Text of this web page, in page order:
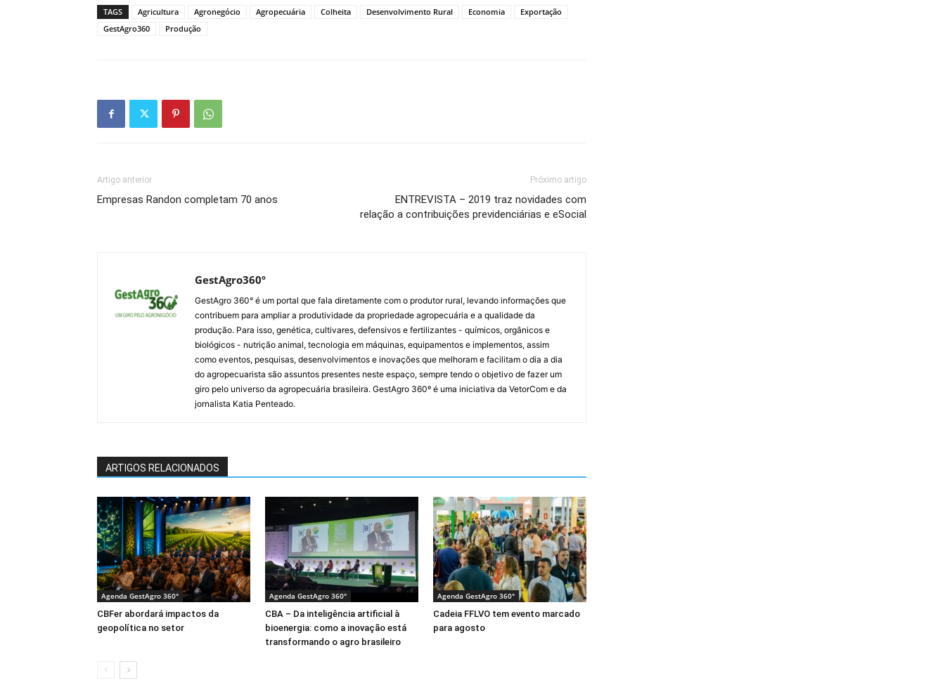
TAGS Agricultura Agronegócio Agropecuária Colheita Desenvolvimento Rural Economia
Exportação
GestAgro360
Produção
Artigo anterior
Empresas Randon completam 70 anos
Próximo artigo
ENTREVISTA – 2019 traz novidades com
relação a contribuições previdenciárias e eSocial
GestAgro360º
GestAgro 360° é um portal que fala diretamente com o produtor rural, levando informações que
contribuem para ampliar a produtividade da propriedade agropecuária e a qualidade da
produção. Para isso, genética, cultivares, defensivos e fertilizantes - químicos, orgânicos e
biológicos - nutrição animal, tecnologia em máquinas, equipamentos e implementos, assim
como eventos, pesquisas, desenvolvimentos e inovações que melhoram e facilitam o dia a dia
do agropecuarista são assuntos presentes neste espaço, sempre tendo o objetivo de fazer um
giro pelo universo da agropecuária brasileira. GestAgro 360º é uma iniciativa da VetorCom e da
jornalista Katia Penteado.
ARTIGOS RELACIONADOS
Agenda GestAgro 360°
CBFer abordará impactos da
geopolítica no setor
Agenda GestAgro 360°
CBA – Da inteligência artificial à
bioenergia: como a inovação está
transformando o agro brasileiro
Agenda GestAgro 360°
Cadeia FFLVO tem evento marcado
para agosto